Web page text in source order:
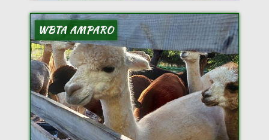
WBTA AMPARO